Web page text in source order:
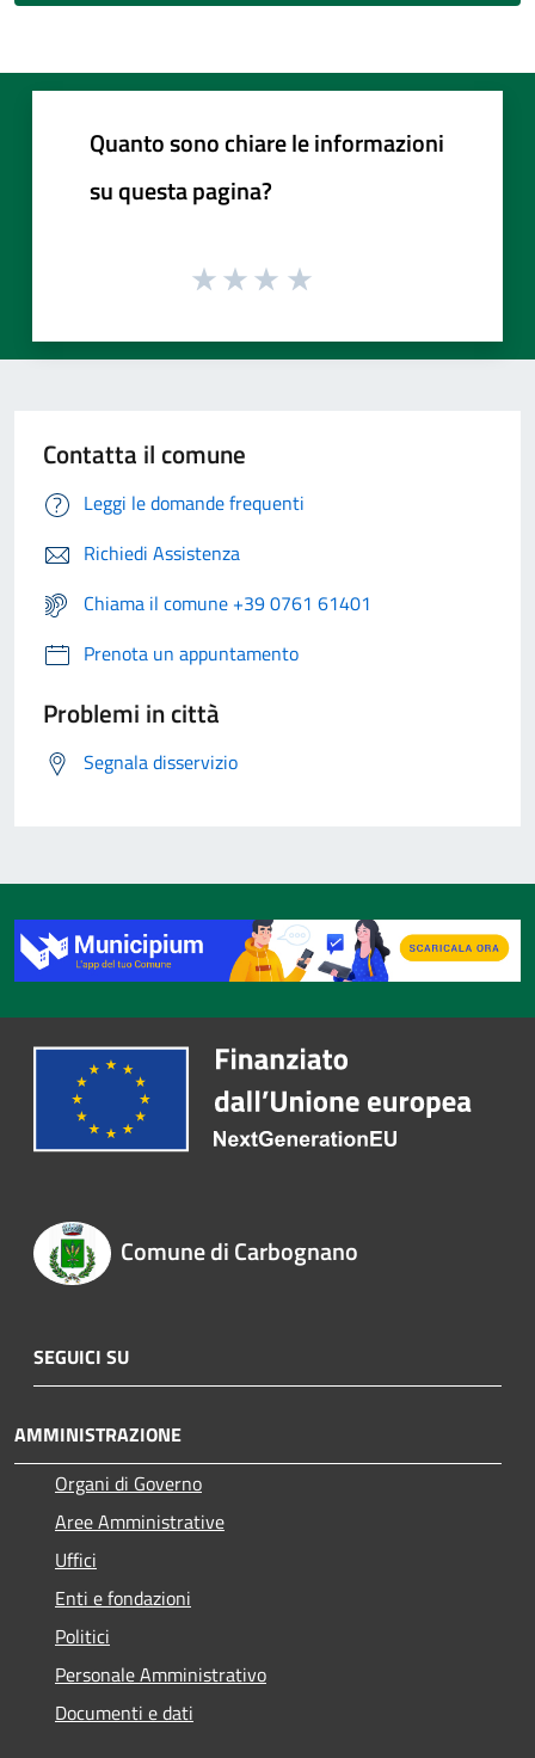
Quanto sono chiare le informazioni
su questa pagina?
Contatta il comune
Leggi le domande frequenti
Richiedi Assistenza
Chiama il comune +39 0761 61401
Prenota un appuntamento
Problemi in città
Segnala disservizio
Comune di Carbognano
SEGUICI SU
AMMINISTRAZIONE
Organi di Governo
Aree Amministrative
Uffici
Enti e fondazioni
Politici
Personale Amministrativo
Documenti e dati